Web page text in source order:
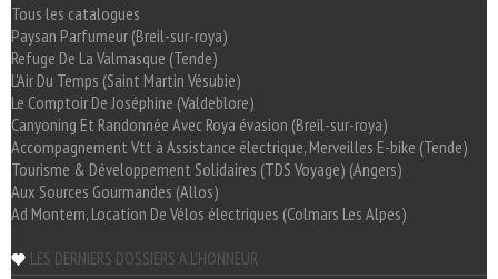
Tous les catalogues
Paysan Parfumeur (Breil-sur-roya)
Refuge De La Valmasque (Tende)
L'Air Du Temps (Saint Martin Vésubie)
Le Comptoir De Joséphine (Valdeblore)
Canyoning Et Randonnée Avec Roya évasion (Breil-sur-roya)
Accompagnement Vtt à Assistance électrique, Merveilles E-bike (Tende)
Tourisme & Développement Solidaires (TDS Voyage) (Angers)
Aux Sources Gourmandes (Allos)
Ad Montem, Location De Vélos électriques (Colmars Les Alpes)
LES DERNIERS DOSSIERS A L'HONNEUR